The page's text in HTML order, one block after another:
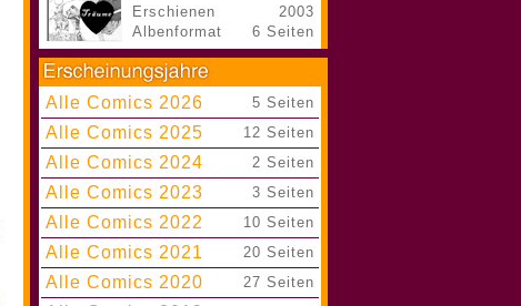
Erschienen
Albenformat
2003
6 Seiten
Alle Comics 2026 5 Seiten
Alle Comics 2025 12 Seiten
Alle Comics 2024 2 Seiten
Alle Comics 2023 3 Seiten
Alle Comics 2022 10 Seiten
Alle Comics 2021 20 Seiten
Alle Comics 2020 27 Seiten